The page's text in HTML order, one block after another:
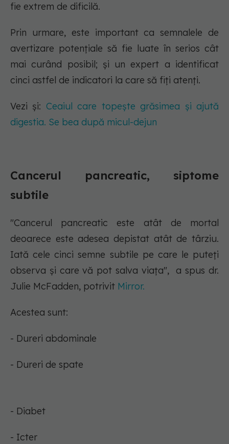
fie extrem de dificilă.
Prin urmare, este important ca semnalele de
avertizare potențiale să fie luate în serios cât
mai curând posibil; și un expert a identificat
cinci astfel de indicatori la care să fiți atenți.
Vezi și: Ceaiul care topește grăsimea și ajută
digestia. Se bea după micul-dejun
Cancerul pancreatic, siptome
subtile
"Cancerul pancreatic este atât de mortal
deoarece este adesea depistat atât de târziu.
Iată cele cinci semne subtile pe care le puteți
observa și care vă pot salva viața", a spus dr.
Julie McFadden, potrivit Mirror.
Acestea sunt:
- Dureri abdominale
- Dureri de spate
- Diabet
- Icter